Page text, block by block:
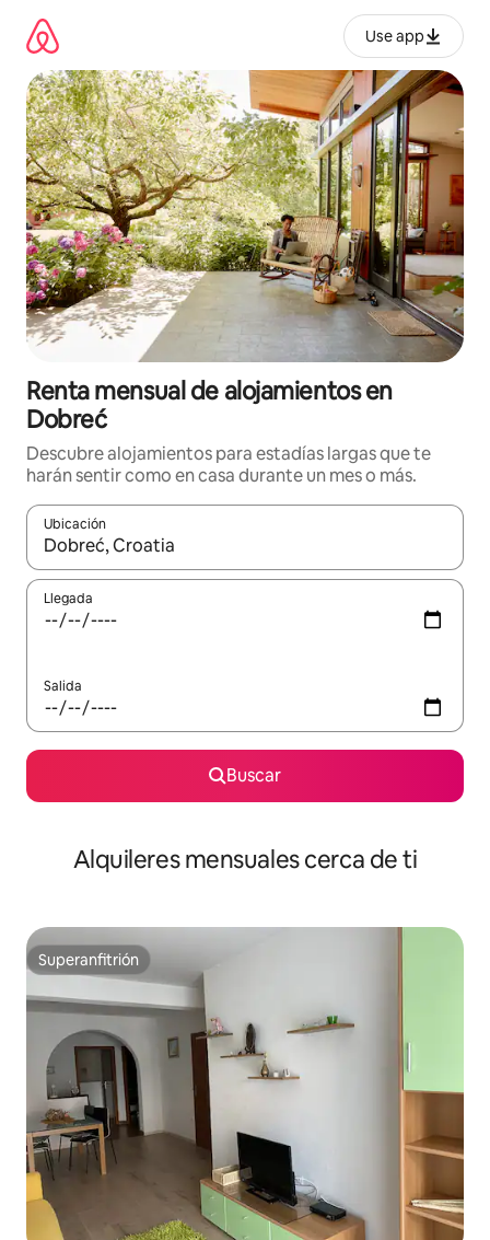
contenido
Use app
Renta mensual de alojamientos en
Dobreć
Descubre alojamientos para estadías largas que te
harán sentir como en casa durante un mes o más.
Ubicación
Cuando los resultados estén disponibles, navega con las
Llegada
Salida
Buscar
Alquileres mensuales cerca de ti
Superanfitrión
Superanfitrión